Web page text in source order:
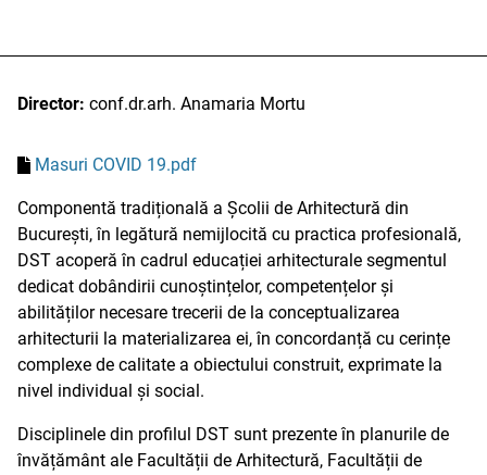
Director: conf.dr.arh. Anamaria Mortu
Masuri COVID 19.pdf
Componentă tradițională a Școlii de Arhitectură din
București, în legătură nemijlocită cu practica profesională,
DST acoperă în cadrul educației arhitecturale segmentul
dedicat dobândirii cunoștințelor, competențelor și
abilităților necesare trecerii de la conceptualizarea
arhitecturii la materializarea ei, în concordanță cu cerințe
complexe de calitate a obiectului construit, exprimate la
nivel individual și social.
Disciplinele din profilul DST sunt prezente în planurile de
învățământ ale Facultății de Arhitectură, Facultății de